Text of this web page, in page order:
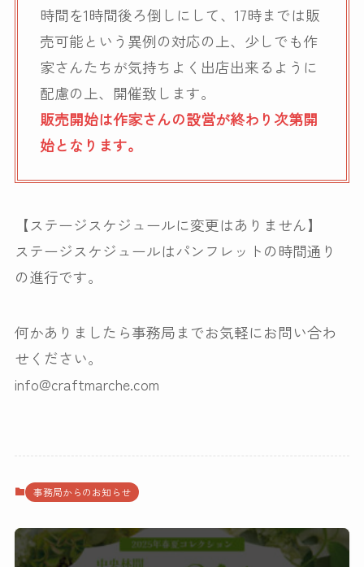
時間を1時間後ろ倒しにして、17時までは販
売可能という異例の対応の上、少しでも作
家さんたちが気持ちよく出店出来るように
配慮の上、開催致します。
販売開始は作家さんの設営が終わり次第開
始となります。
【ステージスケジュールに変更はありません】
ステージスケジュールはパンフレットの時間通り
の進行です。
何かありましたら事務局までお気軽にお問い合わ
せください。
info@craftmarche.com
事務局からのお知らせ